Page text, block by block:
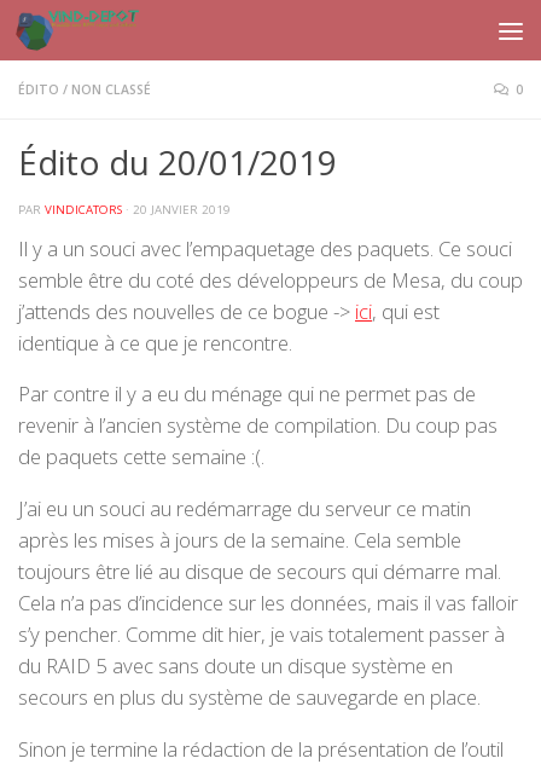
Skip to content
ÉDITO / NON CLASSÉ 0
Édito du 20/01/2019
PAR VINDICATORS · 20 JANVIER 2019
Il y a un souci avec l’empaquetage des paquets. Ce souci
semble être du coté des développeurs de Mesa, du coup
j’attends des nouvelles de ce bogue -> ici, qui est
identique à ce que je rencontre.
Par contre il y a eu du ménage qui ne permet pas de
revenir à l’ancien système de compilation. Du coup pas
de paquets cette semaine :(.
J’ai eu un souci au redémarrage du serveur ce matin
après les mises à jours de la semaine. Cela semble
toujours être lié au disque de secours qui démarre mal.
Cela n’a pas d’incidence sur les données, mais il vas falloir
s’y pencher. Comme dit hier, je vais totalement passer à
du RAID 5 avec sans doute un disque système en
secours en plus du système de sauvegarde en place.
Sinon je termine la rédaction de la présentation de l’outil